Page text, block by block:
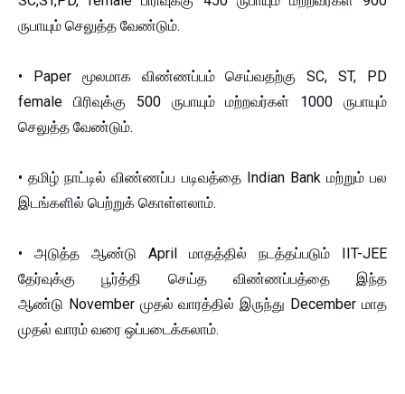
ருபாயும் செலுத்த வேண்டும்.
• Paper மூலமாக விண்ணப்பம் செய்வதற்கு SC, ST, PD
female பிரிவுக்கு 500 ருபாயும் மற்றவர்கள் 1000 ருபாயும்
செலுத்த வேண்டும்.
• தமிழ் நாட்டில் விண்ணப்ப படிவத்தை Indian Bank மற்றும் பல
இடங்களில் பெற்றுக் கொள்ளலாம்.
• அடுத்த ஆண்டு April மாதத்தில் நடத்தப்படும் IIT-JEE
தேர்வுக்கு பூர்த்தி செய்த விண்ணப்பத்தை இந்த
ஆண்டு November முதல் வாரத்தில் இருந்து December மாத
முதல் வாரம் வரை ஒப்படைக்கலாம்.